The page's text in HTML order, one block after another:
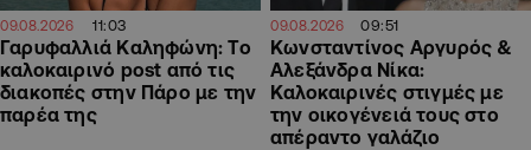
09.08.2026 11:03
Γαρυφαλλιά Καληφώνη: To
καλοκαιρινό post από τις
διακοπές στην Πάρο με την
παρέα της
09.08.2026 09:51
Κωνσταντίνος Αργυρός &
Αλεξάνδρα Νίκα:
Καλοκαιρινές στιγμές με
την οικογένειά τους στο
απέραντο γαλάζιο